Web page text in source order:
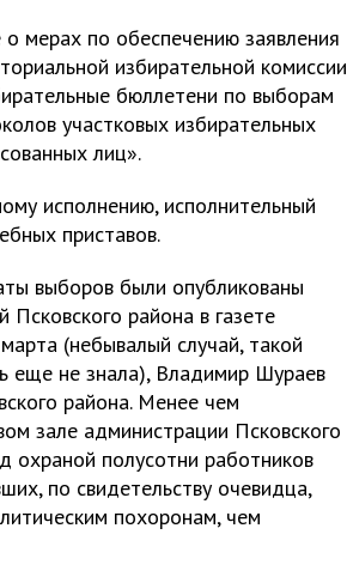
мерах по обеспечению заявления
избирательной комиссии
бюллетени по выборам
участковых избирательных
лиц».
исполнению, исполнительный
приставов.
выборов были опубликованы
Псковского района в газете
(небывалый случай, такой
еще не знала), Владимир Шураев
района. Менее чем
зале администрации Псковского
охраной полусотни работников
по свидетельству очевидца,
похоронам, чем